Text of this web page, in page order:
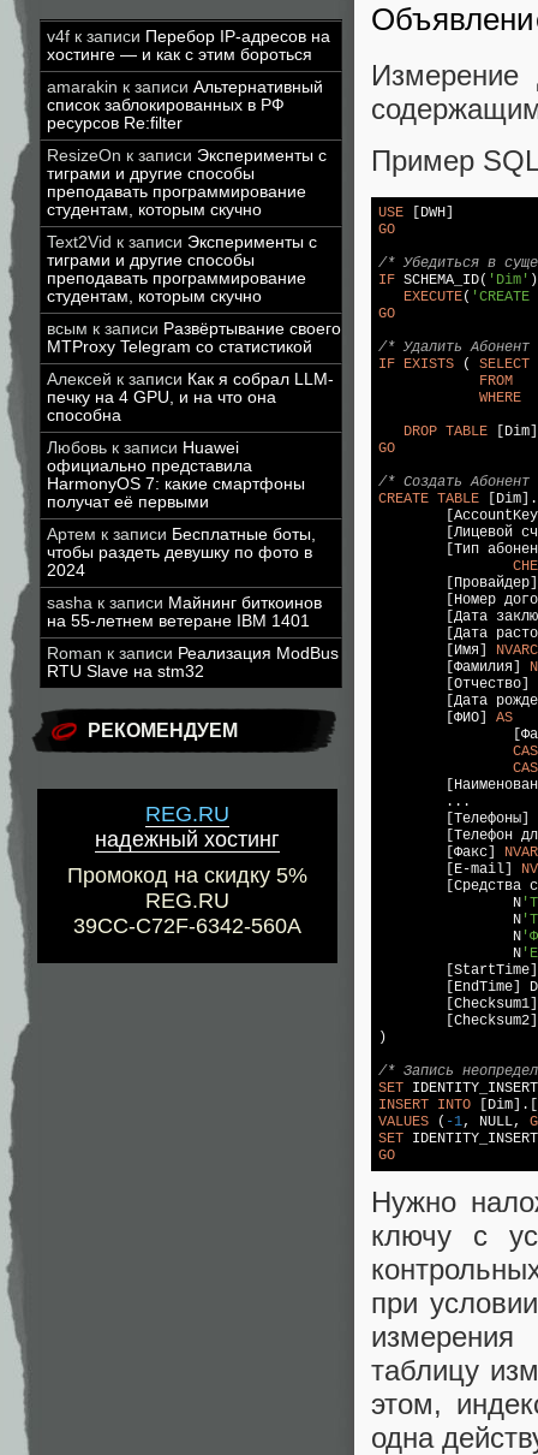
v4f к записи Перебор IP-адресов на
хостинге — и как с этим бороться
amarakin к записи Альтернативный
список заблокированных в РФ
ресурсов Re:filter
ResizeOn к записи Эксперименты с
тиграми и другие способы
преподавать программирование
студентам, которым скучно
Text2Vid к записи Эксперименты с
тиграми и другие способы
преподавать программирование
студентам, которым скучно
всым к записи Развёртывание своего
MTProxy Telegram со статистикой
Алексей к записи Как я собрал LLM-
печку на 4 GPU, и на что она
способна
Любовь к записи Huawei
официально представила
HarmonyOS 7: какие смартфоны
получат её первыми
Артем к записи Бесплатные боты,
чтобы раздеть девушку по фото в
2024
sasha к записи Майнинг биткоинов
на 55-летнем ветеране IBM 1401
Roman к записи Реализация ModBus
RTU Slave на stm32
РЕКОМЕНДУЕМ
REG.RU
надежный хостинг
Промокод на скидку 5%
REG.RU
39CC-C72F-6342-560A
Пример
USE
GO
/* Убедиться в
IF SCHEMA_ID( 'Dim'
EXECUTE(
GO
/* Удалить
IF EXISTS ( SELECT
FROM
WHERE
DROP TABLE
GO
/* Создать
CREATE TABLE
[Лицевой
[Тип
[Номер
[Дата
[Дата
	[Имя]
	[Фамилия]
	[Отчество]
[Дата
	[ФИО]
AS
	[Телефоны]
[Телефон
	[Факс]
	[E-mail]
[Средства
		N
		N
		N
		N
[EndTime]
)
/* Запись
SET
INSERT INTO
VALUES ( -1, NULL,
SET
GO
Нужно
ключу с
при
таблицу
этом,
одна